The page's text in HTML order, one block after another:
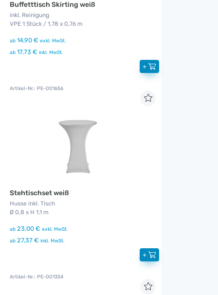
Buffetttisch Skirting weiß
inkl. Reinigung
VPE 1 Stück / 1,78 x 0,76 m
ab 14,90 € exkl. MwSt.
ab 17,73 € inkl. MwSt.
+
Artikel-Nr.: PE-001656
Stehtischset weiß
Husse inkl. Tisch
Ø 0,8 x H 1,1 m
ab 23,00 € exkl. MwSt.
ab 27,37 € inkl. MwSt.
+
Artikel-Nr.: PE-001354